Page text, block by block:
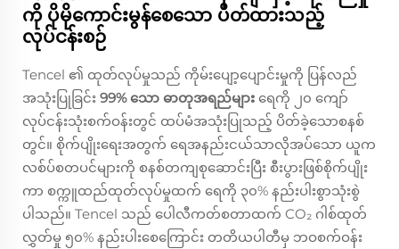
ကို ပိုမိုကောင်းမွန်စေသော ပိတ်ထားသည့်
လုပ်ငန်းစဉ်
Tencel ၏ ထုတ်လုပ်မှုသည် ကိုမ်းပျော့ပျောင်းမှုကို ပြန်လည်
အသုံးပြုခြင်း 99% သော ဓာတုအရည်များ ရေကို ၂၀ ကျော်
လုပ်ငန်းသုံးစက်ဝန်းတွင် ထပ်မံအသုံးပြုသည့် ပိတ်ခဲ့သောစနစ်
တွင်။ စိုက်ပျိုးရေးအတွက် ရေအနည်းငယ်သာလိုအပ်သော ယူက
လစ်ပ်စတပင်များကို စနစ်တကျစုဆောင်းပြီး စီးပွားဖြစ်စိုက်ပျိုး
ကာ စက္ကူထည်ထုတ်လုပ်မှုထက် ရေကို ၃၀% နည်းပါးစွာသုံးစွဲ
ပါသည်။ Tencel သည် ပေါလီကတ်စတာထက် CO₂ ဂါစ်ထုတ်
လွှတ်မှု ၅၀% နည်းပါးစေကြောင်း တတိယပါတီမှ ဘဝစက်ဝန်း